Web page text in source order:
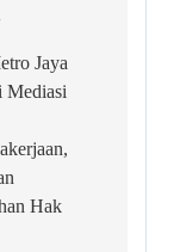
Jaya
Mediasi
Hak